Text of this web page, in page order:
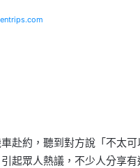
赴約，聽到對方說「不太
起眾人熱議，不少人分享有